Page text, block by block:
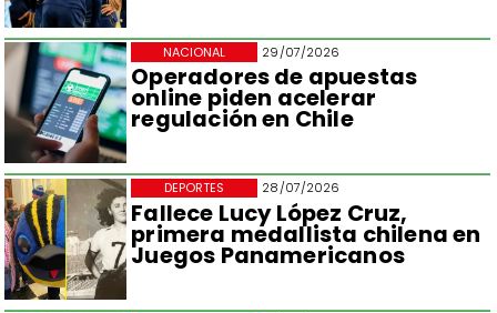
29/07/2026
Operadores de apuestas
online piden acelerar
regulación en Chile
NACIONAL
28/07/2026
Fallece Lucy López Cruz,
primera medallista chilena en
Juegos Panamericanos
DEPORTES